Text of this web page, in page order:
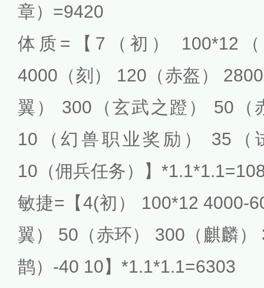
章）=9420
体质=【7（初） 100*12
4000（刻） 120（赤盔）
翼） 300（玄武之蹬） 50（
10（幻兽职业奖励） 35（
10（佣兵任务）】
敏捷=【4(初） 100*12 4000-
翼） 50（赤环） 300（麒麟
鹊）-40 10】*1.1*1.1=6303